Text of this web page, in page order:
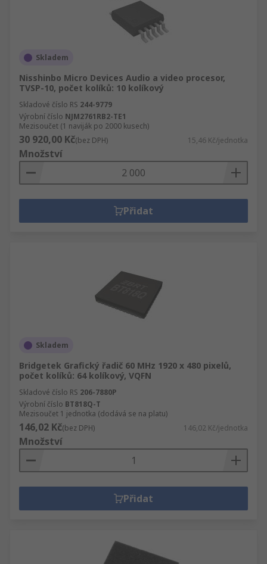
Skladem
Nisshinbo Micro Devices Audio a video procesor,
TVSP-10, počet kolíků: 10 kolíkový
Skladové číslo RS 244-9779
Výrobní číslo NJM2761RB2-TE1
Mezisoučet (1 naviják po 2000 kusech)
30 920,00 Kč(bez DPH) 15,46 Kč/jednotka
Množství
Přidat
Skladem
Bridgetek Grafický řadič 60 MHz 1920 x 480 pixelů,
počet kolíků: 64 kolíkový, VQFN
Skladové číslo RS 206-7880P
Výrobní číslo BT818Q-T
Mezisoučet 1 jednotka (dodává se na platu)
146,02 Kč(bez DPH) 146,02 Kč/jednotka
Množství
Přidat